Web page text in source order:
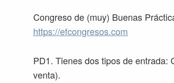
Congreso de (muy) Buenas
https://efcongresos.com
PD1. Tienes dos tipos de entrada:
venta).